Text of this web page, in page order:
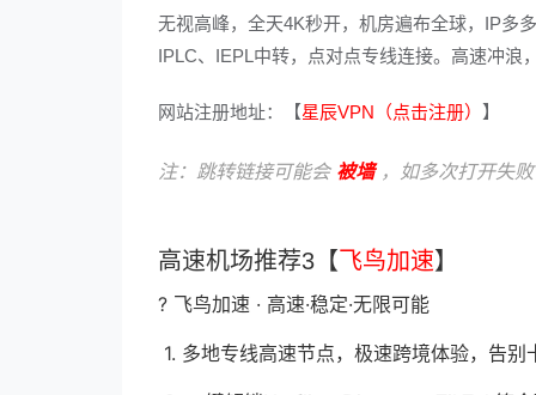
无视高峰，全天4K秒开，机房遍布全球，IP多
IPLC、IEPL中转，点对点专线连接。高速冲浪
网站注册地址：【星辰VPN（点击注册） 】
注：跳转链接可能会 被墙，如多次打开失
高速机场推荐3【 飞鸟加速】
? 飞鸟加速 · 高速·稳定·无限可能
1. 多地专线高速节点，极速跨境体验，告别